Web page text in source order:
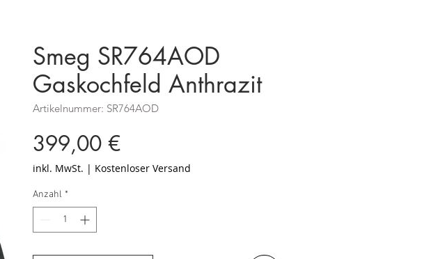
Smeg SR764AOD
Gaskochfeld Anthrazit
Artikelnummer: SR764AOD
399,00 €Preis
inkl. MwSt. | Kostenloser Versand
Anzahl *